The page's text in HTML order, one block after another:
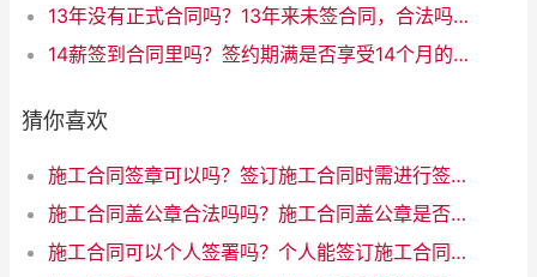
13年没有正式合同吗？13年来未签合同，合法吗？
14薪签到合同里吗？签约期满是否享受14个月的薪资？
猜你喜欢
施工合同签章可以吗？签订施工合同时需进行签章，你知道吗？
施工合同盖公章合法吗吗？施工合同盖公章是否合法
施工合同可以个人签署吗？个人能签订施工合同吗